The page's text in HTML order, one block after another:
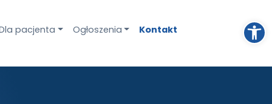
Otwórz pasek narzędzi
pacjenta Ogłoszenia Kontakt